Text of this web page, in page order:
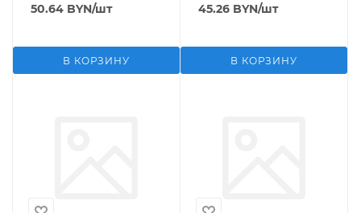
50.64 BYN/шт
В КОРЗИНУ
45.26 BYN/шт
В КОРЗИНУ